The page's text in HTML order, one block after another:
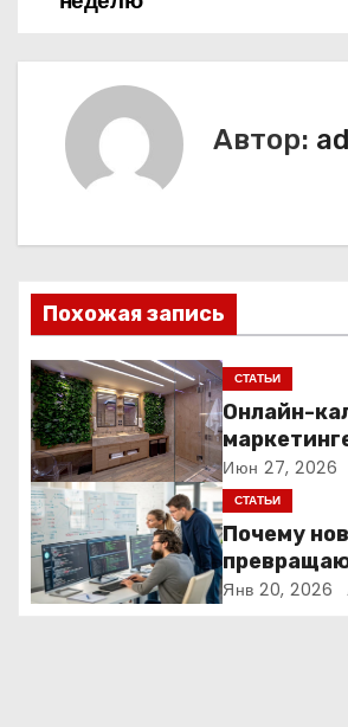
ц
и
я
п
о
з
а
Автор:
Похожая запись
СТАТЬИ
Онлайн-
расчёта
клиента
Июн 27, 2026
СТАТЬИ
Почему
Янв 20, 2026